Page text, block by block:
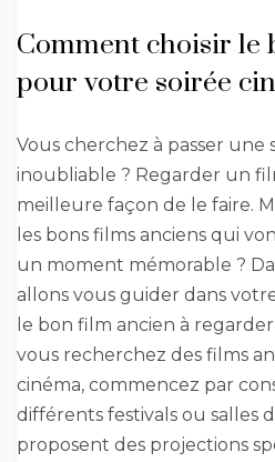
Comment choisir le
pour votre soirée
Vous cherchez à passer une
inoubliable ? Regarder un
meilleure façon de le faire.
les bons films anciens qui
un moment mémorable ?
allons vous guider dans
le bon film ancien à
vous recherchez des films
cinéma, commencez par
différents festivals ou salles
proposent des projections